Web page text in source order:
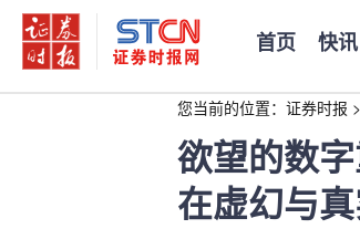
首页 快讯
您当前的位置： 证券时报 >
欲望的数
在虚幻与